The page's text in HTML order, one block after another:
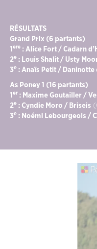
RÉSULTATS
Grand Prix (6 partants)
1 ere : Alice Fort / Cadarn
2e : Louis Shalit / Usty
3e : Anaïs Petit / Daninotte
As Poney 1 (16 partants)
1 er : Maxime Goutailler /
2e : Cyndie Moro / Briseis
3e : Noémi Lebourgeois /